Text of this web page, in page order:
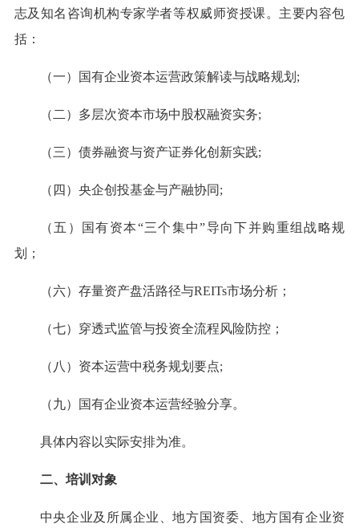
志及知名咨询机构专家学者等权威师资授课。主要内容包
括：
（一）国有企业资本运营政策解读与战略规划;
（二）多层次资本市场中股权融资实务;
（三）债券融资与资产证券化创新实践;
（四）央企创投基金与产融协同;
（五）国有资本“三个集中”导向下并购重组战略规
划；
（六）存量资产盘活路径与REITs市场分析；
（七）穿透式监管与投资全流程风险防控；
（八）资本运营中税务规划要点;
（九）国有企业资本运营经验分享。
具体内容以实际安排为准。
二、培训对象
中央企业及所属企业、地方国资委、地方国有企业资